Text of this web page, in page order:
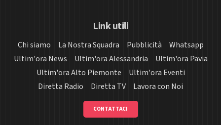
Link utili
Chi siamo La Nostra Squadra Pubblicità
Whatsapp
Ultim'ora News
Ultim'ora Alessandria
Ultim'ora Pavia
Ultim'ora Alto Piemonte
Ultim'ora Eventi
Diretta Radio
Diretta TV Lavora con Noi
CONTATTACI